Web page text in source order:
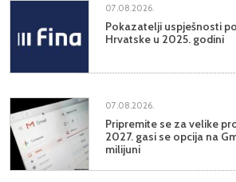
07.08.2026.
Pokazatelji uspješnosti
Hrvatske u 2025. godini
07.08.2026.
Pripremite se za velike
2027. gasi se opcija na
milijuni